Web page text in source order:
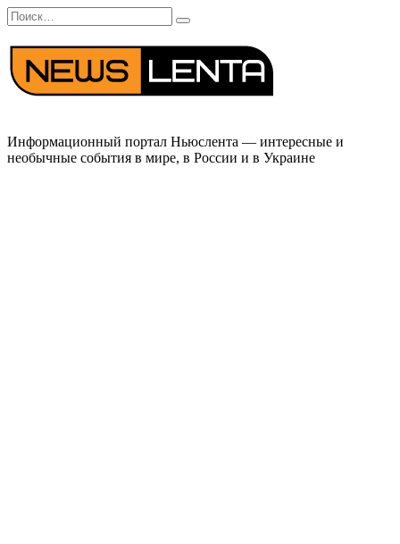
Перейти
к
содержанию
Search
for:
Информационный портал Ньюслента — интересные и
необычные события в мире, в России и в Украине